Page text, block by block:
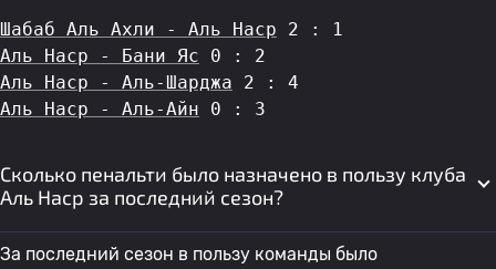
Шабаб Аль Ахли - Аль Наср 2 : 1
Аль Наср - Бани Яс 0 : 2
Аль Наср - Аль-Шарджа 2 : 4
Аль Наср - Аль-Айн 0 : 3
Сколько пенальти было назначено в пользу клуба
Аль Наср за последний сезон?
За последний сезон в пользу команды было